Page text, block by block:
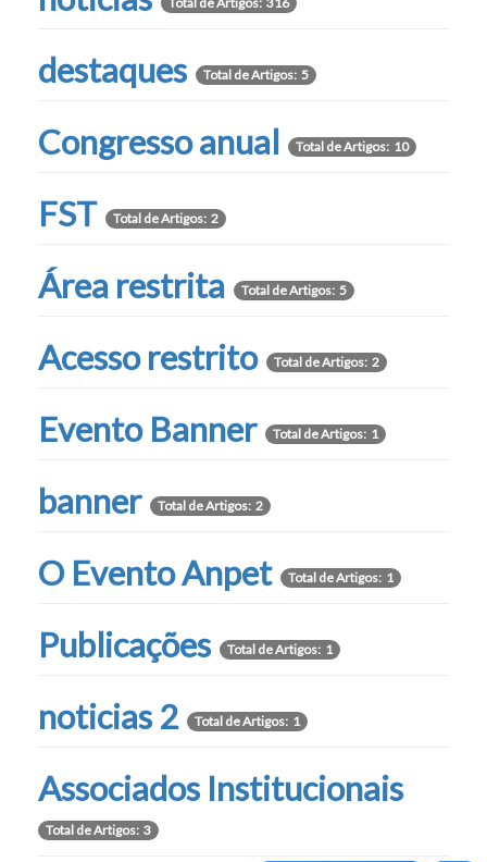
destaques Total de Artigos: 5
Congresso anual Total de Artigos: 10
FST Total de Artigos: 2
Área restrita Total de Artigos: 5
Acesso restrito Total de Artigos: 2
Evento Banner Total de Artigos: 1
banner Total de Artigos: 2
O Evento Anpet Total de Artigos: 1
Publicações Total de Artigos: 1
noticias 2 Total de Artigos: 1
Associados Institucionais
Total de Artigos: 3